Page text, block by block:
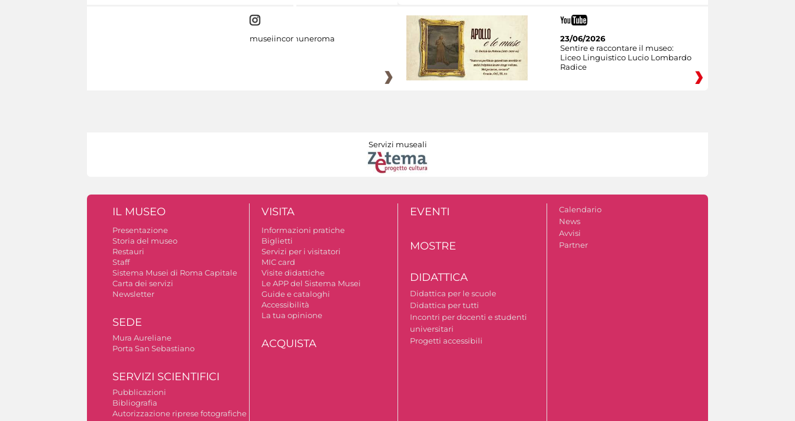
museiincomuneroma
23/06/2026
Sentire e raccontare il museo:
Liceo Linguistico Lucio Lombardo
Radice
Servizi museali
IL MUSEO
Presentazione
Storia del museo
Restauri
Staff
Sistema Musei di Roma Capitale
Carta dei servizi
Newsletter
SEDE
Mura Aureliane
Porta San Sebastiano
SERVIZI SCIENTIFICI
Pubblicazioni
Bibliografia
Autorizzazione riprese fotografiche
VISITA
Informazioni pratiche
Biglietti
Servizi per i visitatori
MIC card
Visite didattiche
Le APP del Sistema Musei
Guide e cataloghi
Accessibilità
La tua opinione
ACQUISTA
EVENTI
MOSTRE
DIDATTICA
Didattica per le scuole
Didattica per tutti
Incontri per docenti e studenti
universitari
Progetti accessibili
Calendario
News
Avvisi
Partner